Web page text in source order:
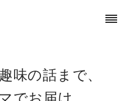
味の話まで、
でお届け